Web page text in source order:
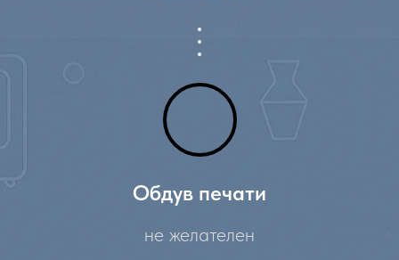
Обдув печати
не желателен